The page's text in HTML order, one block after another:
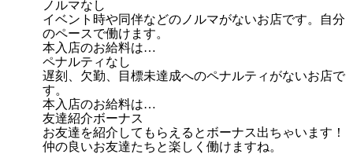
ノルマなし
イベント時や同伴などのノルマがないお店です。自分
のペースで働けます。
本入店のお給料は…
ペナルティなし
遅刻、欠勤、目標未達成へのペナルティがないお店で
す。
本入店のお給料は…
友達紹介ボーナス
お友達を紹介してもらえるとボーナス出ちゃいます！
仲の良いお友達たちと楽しく働けますね。